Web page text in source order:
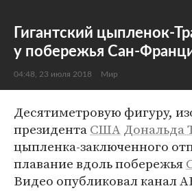
Гигантский цыпленок-
у побережья Сан-
04:48, 23 июля 2018 Мир
Десятиметровую фигуру,
президентаСШАДональда
цыпленка-заключенного
плавание вдоль побережья
Видео опубликовал канал